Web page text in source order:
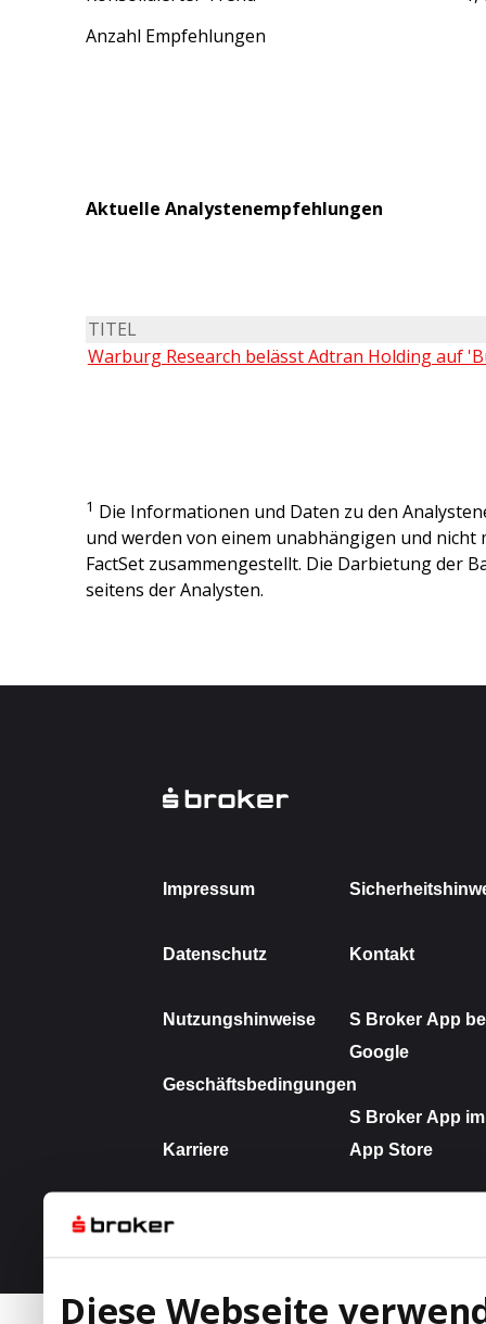
Diese Webseite
Anzahl Empfehlungen
Aktuelle Analystenempfehlungen
TITEL
Warburg Research belässt Adtran Holding auf
1 Die Informationen und Daten zu den
und werden von einem unabhängigen und nicht
FactSet zusammengestellt. Die Darbietung der
seitens der Analysten.